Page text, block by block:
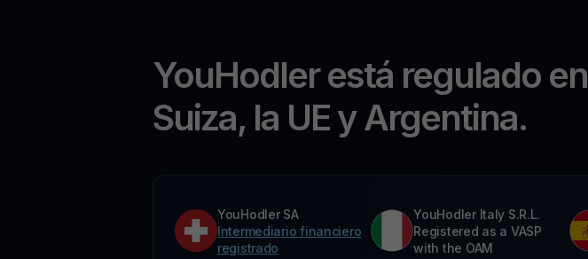
YouHodler está regulado en
Suiza, la UE y Argentina.
YouHodler SA
Intermediario financiero
registrado
YouHodler Italy S.R.L.
Registered as a VASP
with the OAM